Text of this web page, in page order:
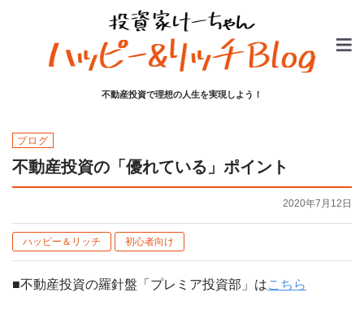
不動産投資で理想の人生を実現しよう！
ブログ
不動産投資の「優れている」ポイント
2020年7月12日
ハッピー＆リッチ 初心者向け
■不動産投資の羅針盤「プレミア投資部」はこちら